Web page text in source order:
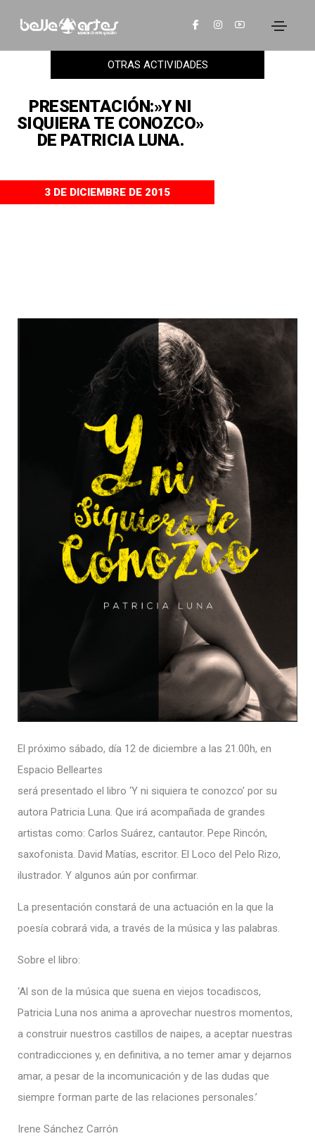
OTRAS ACTIVIDADES
PRESENTACIÓN:»Y NI
SIQUIERA TE CONOZCO»
DE PATRICIA LUNA.
3 DE DICIEMBRE DE 2015
El próximo sábado, día 12 de diciembre a las 21.00h, en
Espacio Belleartes
será presentado el libro ‘Y ni siquiera te conozco’ por su
autora Patricia Luna. Que irá acompañada de grandes
artistas como: Carlos Suárez, cantautor. Pepe Rincón,
saxofonista. David Matías, escritor. El Loco del Pelo Rizo,
ilustrador. Y algunos aún por confirmar.
La presentación constará de una actuación en la que la
poesía cobrará vida, a través de la música y las palabras.
Sobre el libro:
‘Al son de la música que suena en viejos tocadiscos,
Patricia Luna nos anima a aprovechar nuestros momentos,
a construir nuestros castillos de naipes, a aceptar nuestras
contradicciones y, en definitiva, a no temer amar y dejarnos
amar, a pesar de la incomunicación y de las dudas que
siempre forman parte de las relaciones personales.’
Irene Sánchez Carrón